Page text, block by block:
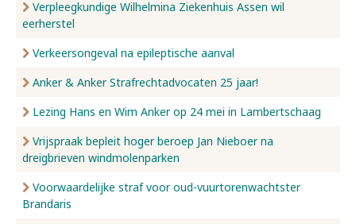
Verpleegkundige Wilhelmina Ziekenhuis Assen wil
eerherstel
Verkeersongeval na epileptische aanval
Anker & Anker Strafrechtadvocaten 25 jaar!
Lezing Hans en Wim Anker op 24 mei in Lambertschaag
Vrijspraak bepleit hoger beroep Jan Nieboer na
dreigbrieven windmolenparken
Voorwaardelijke straf voor oud-vuurtorenwachtster
Brandaris